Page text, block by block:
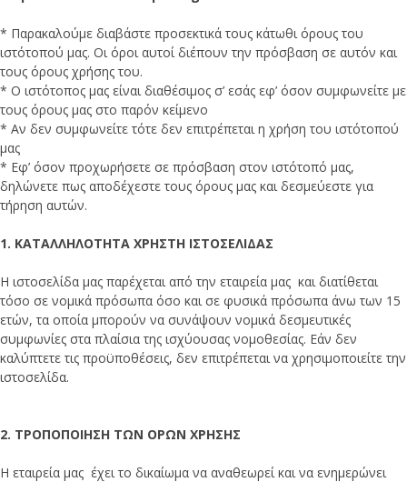
* Παρακαλούμε διαβάστε προσεκτικά τους κάτωθι όρους του
ιστότοπού μας. Οι όροι αυτοί διέπουν την πρόσβαση σε αυτόν και
τους όρους χρήσης του.
* Ο ιστότοπος μας είναι διαθέσιμος σ’ εσάς εφ’ όσον συμφωνείτε με
τους όρους μας στο παρόν κείμενο
* Αν δεν συμφωνείτε τότε δεν επιτρέπεται η χρήση του ιστότοπού
μας
* Εφ’ όσον προχωρήσετε σε πρόσβαση στον ιστότοπό μας,
δηλώνετε πως αποδέχεστε τους όρους μας και δεσμεύεστε για
τήρηση αυτών.
1. ΚΑΤΑΛΛΗΛΟΤΗΤΑ ΧΡΗΣΤΗ ΙΣΤΟΣΕΛΙΔΑΣ
Η ιστοσελίδα μας παρέχεται από την εταιρεία μας και διατίθεται
τόσο σε νομικά πρόσωπα όσο και σε φυσικά πρόσωπα άνω των 15
ετών, τα οποία μπορούν να συνάψουν νομικά δεσμευτικές
συμφωνίες στα πλαίσια της ισχύουσας νομοθεσίας. Εάν δεν
καλύπτετε τις προϋποθέσεις, δεν επιτρέπεται να χρησιμοποιείτε την
ιστοσελίδα.
2. ΤΡΟΠΟΠΟΙΗΣΗ ΤΩΝ ΟΡΩΝ ΧΡΗΣΗΣ
Η εταιρεία μας έχει το δικαίωμα να αναθεωρεί και να ενημερώνει